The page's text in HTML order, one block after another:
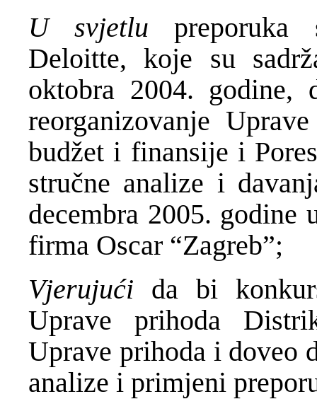
U svjetlu preporuka
Deloitte, koje su
oktobra 2004. godine,
reorganizovanje
budžet i finansije i
stručne analize i
decembra 2005. godine
firma Oscar “Zagreb”;
Vjerujući da bi
Uprave prihoda
Uprave prihoda i doveo
analize i primjeni